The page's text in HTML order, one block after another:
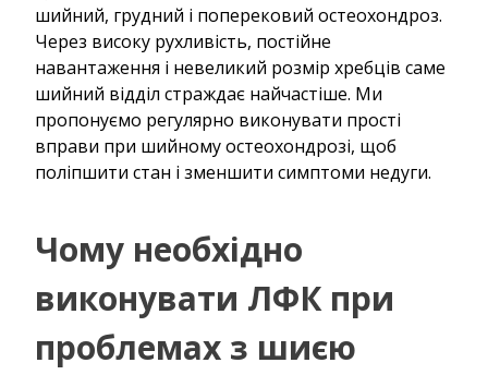
шийний, грудний і поперековий остеохондроз.
Через високу рухливість, постійне
навантаження і невеликий розмір хребців саме
шийний відділ страждає найчастіше. Ми
пропонуємо регулярно виконувати прості
вправи при шийному остеохондрозі, щоб
поліпшити стан і зменшити симптоми недуги.
Чому необхідно
виконувати ЛФК при
проблемах з шиєю